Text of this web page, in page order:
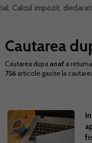
impozit, declaratii si
Cautarea
Cautarea dupa anaf a
756 articole gasite la